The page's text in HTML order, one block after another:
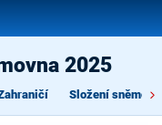
2025
Složení